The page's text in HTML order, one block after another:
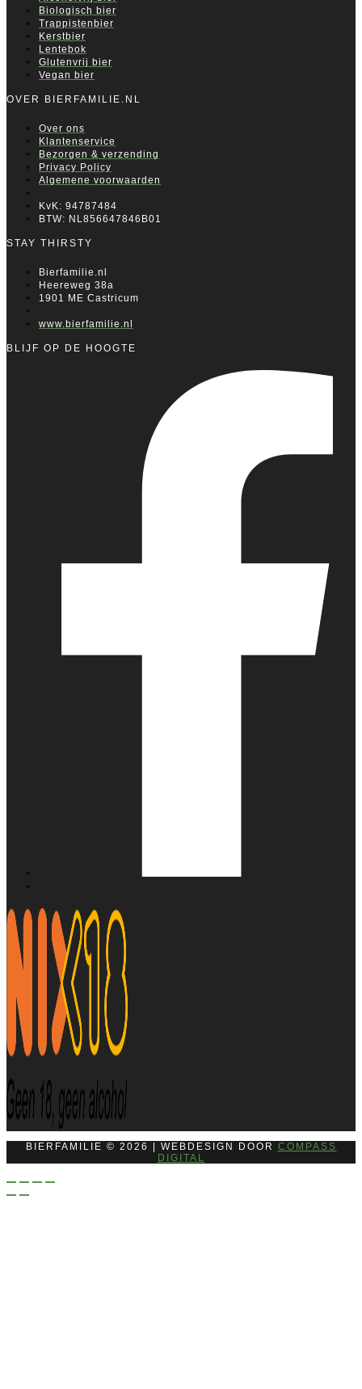
Biologisch bier
Trappistenbier
Kerstbier
Lentebok
Glutenvrij bier
Vegan bier
OVER BIERFAMILIE.NL
Over ons
Klantenservice
Bezorgen & verzending
Privacy Policy
Algemene voorwaarden
KvK: 94787484
BTW: NL856647846B01
STAY THIRSTY
Bierfamilie.nl
Heereweg 38a
1901 ME Castricum
www.bierfamilie.nl
BLIJF OP DE HOOGTE
BIERFAMILIE © 2026 | WEBDESIGN DOOR COMPASS
DIGITAL